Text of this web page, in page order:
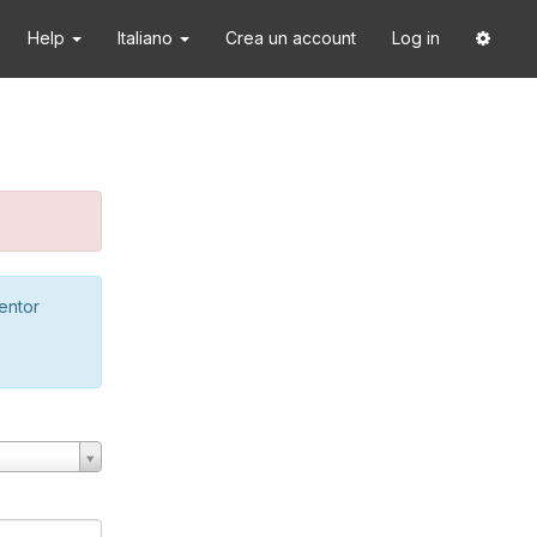
Help Italiano Crea un account Log in